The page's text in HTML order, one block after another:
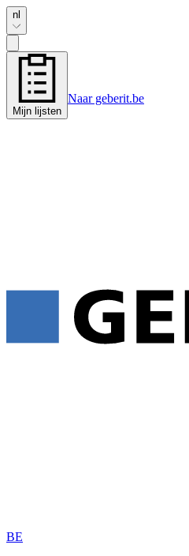
nl
Mijn lijsten
Naar geberit.be
BE